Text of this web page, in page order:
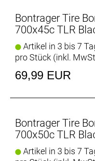
Druckempfehlungen
Bestimme das
Um deine Reifen
Herstellerdaten gem. GPSR
Marke Bontrager:
Hersteller: Trek Bicycle
EU-Kontaktadresse:
Bontrager Tire
700x45c TLR
Artikel in 3 bis 7
pro Stück (inkl.
69,99 EUR
Bontrager Tire
700x50c TLR
Artikel in 3 bis 7